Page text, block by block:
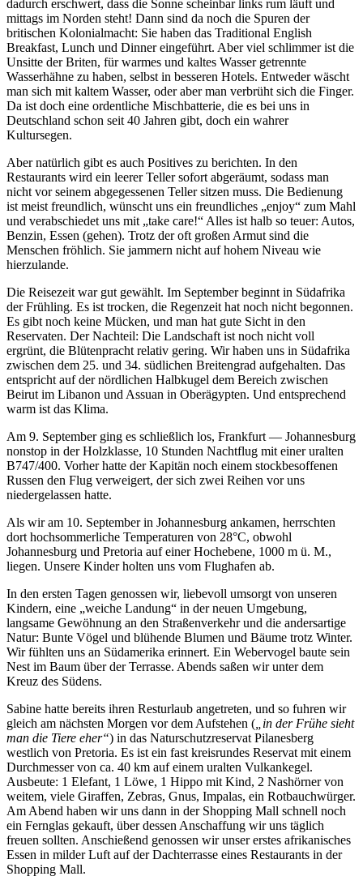
dadurch erschwert, dass die Sonne scheinbar links rum läuft und
mittags im Norden steht! Dann sind da noch die Spuren der
britischen Kolonialmacht: Sie haben das Traditional English
Breakfast, Lunch und Dinner eingeführt. Aber viel schlimmer ist die
Unsitte der Briten, für warmes und kaltes Wasser getrennte
Wasserhähne zu haben, selbst in besseren Hotels. Entweder wäscht
man sich mit kaltem Wasser, oder aber man verbrüht sich die Finger.
Da ist doch eine ordentliche Mischbatterie, die es bei uns in
Deutschland schon seit 40 Jahren gibt, doch ein wahrer
Kultursegen.
Aber natürlich gibt es auch Positives zu berichten. In den
Restaurants wird ein leerer Teller sofort abgeräumt, sodass man
nicht vor seinem abgegessenen Teller sitzen muss. Die Bedienung
ist meist freundlich, wünscht uns ein freundliches
enjoy
zum Mahl
und verabschiedet uns mit
take care!
Alles ist halb so teuer: Autos,
Benzin, Essen (gehen). Trotz der oft großen Armut sind die
Menschen fröhlich. Sie jammern nicht auf hohem Niveau wie
hierzulande.
Die Reisezeit war gut gewählt. Im September beginnt in Südafrika
der Frühling. Es ist trocken, die Regenzeit hat noch nicht begonnen.
Es gibt noch keine Mücken, und man hat gute Sicht in den
Reservaten. Der Nachteil: Die Landschaft ist noch nicht voll
ergrünt, die Blütenpracht relativ gering. Wir haben uns in Südafrika
zwischen dem 25. und 34. südlichen Breitengrad aufgehalten. Das
entspricht auf der nördlichen Halbkugel dem Bereich zwischen
Beirut im Libanon und Assuan in Oberägypten. Und entsprechend
warm ist das Klima.
Am 9. September ging es schließlich los, Frankfurt — Johannesburg
nonstop in der Holzklasse, 10 Stunden Nachtflug mit einer uralten
B747/400. Vorher hatte der Kapitän noch einem stockbesoffenen
Russen den Flug verweigert, der sich zwei Reihen vor uns
niedergelassen hatte.
Als wir am 10. September in Johannesburg ankamen, herrschten
dort hochsommerliche Temperaturen von 28°C, obwohl
Johannesburg und Pretoria auf einer Hochebene, 1000 m ü. M.,
liegen. Unsere Kinder holten uns vom Flughafen ab.
In den ersten Tagen genossen wir, liebevoll umsorgt von unseren
Kindern, eine
weiche Landung
in der neuen Umgebung,
langsame Gewöhnung an den Straßenverkehr und die andersartige
Natur: Bunte Vögel und blühende Blumen und Bäume trotz Winter.
Wir fühlten uns an Südamerika erinnert. Ein Webervogel baute sein
Nest im Baum über der Terrasse. Abends saßen wir unter dem
Kreuz des Südens.
Sabine hatte bereits ihren Resturlaub angetreten, und so fuhren wir
gleich am nächsten Morgen vor dem Aufstehen ( in der Frühe sieht
man die Tiere eher ) in das Naturschutzreservat Pilanesberg
westlich von Pretoria. Es ist ein fast kreisrundes Reservat mit einem
Durchmesser von ca. 40 km auf einem uralten Vulkankegel.
Ausbeute: 1 Elefant, 1 Löwe, 1 Hippo mit Kind, 2 Nashörner von
weitem, viele Giraffen, Zebras, Gnus, Impalas, ein Rotbauchwürger.
Am Abend haben wir uns dann in der Shopping Mall schnell noch
ein Fernglas gekauft, über dessen Anschaffung wir uns täglich
freuen sollten. Anschießend genossen wir unser erstes afrikanisches
Essen in milder Luft auf der Dachterrasse eines Restaurants in der
Shopping Mall.